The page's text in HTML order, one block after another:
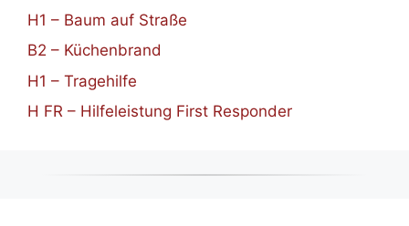
H1 – Baum auf Straße
B2 – Küchenbrand
H1 – Tragehilfe
H FR – Hilfeleistung First Responder